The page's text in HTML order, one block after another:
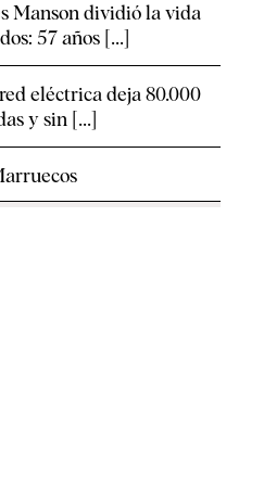
Manson dividió la vida
57 años [...]
eléctrica deja 80.000
y sin [...]